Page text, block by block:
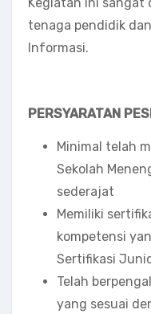
tenaga pendidik
Informasi.
PERSYARATAN
Minimal telah
Sekolah
sederajat
Memiliki
kompetensi
Sertifikasi
Telah
yang sesuai